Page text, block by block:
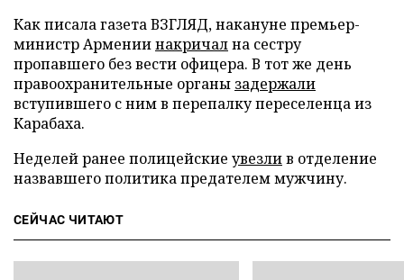
Как писала газета ВЗГЛЯД, накануне премьер-
министр Армениинакричална сестру
пропавшего без вести офицера. В тот же день
правоохранительные органы задержали
вступившего с ним в перепалку переселенца из
Карабаха.
Неделей ранее полицейские увезлив отделение
назвавшего политика предателем мужчину.
СЕЙЧАС ЧИТАЮТ